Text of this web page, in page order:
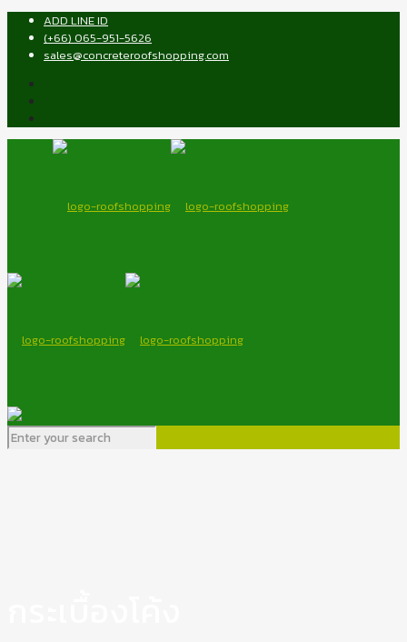
ADD LINE ID
(+66) 065-951-5626
sales@concreteroofshopping.com